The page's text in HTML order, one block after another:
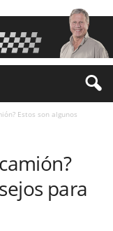
Estos son algunos
para